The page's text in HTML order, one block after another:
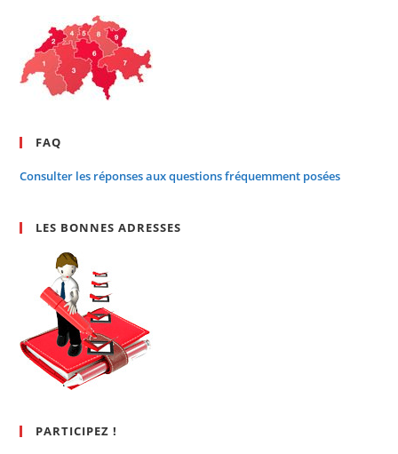
FAQ
Consulter les réponses aux questions fréquemment posées
LES BONNES ADRESSES
PARTICIPEZ !